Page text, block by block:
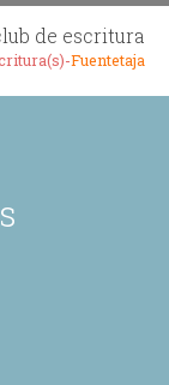
de escritura
Fuentetaja